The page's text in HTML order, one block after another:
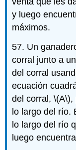
y luego
máximos.
57. Un
corral junto a
del corral
ecuación
del corral,\(A\),
lo largo del río.
lo largo del río
luego